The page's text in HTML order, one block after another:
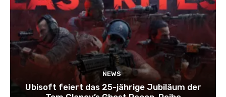
NEWS
Ubisoft feiert das 25-jährige Jubiläum der